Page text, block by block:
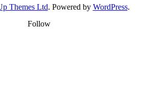
Themes Ltd. Powered by WordPress.
Follow